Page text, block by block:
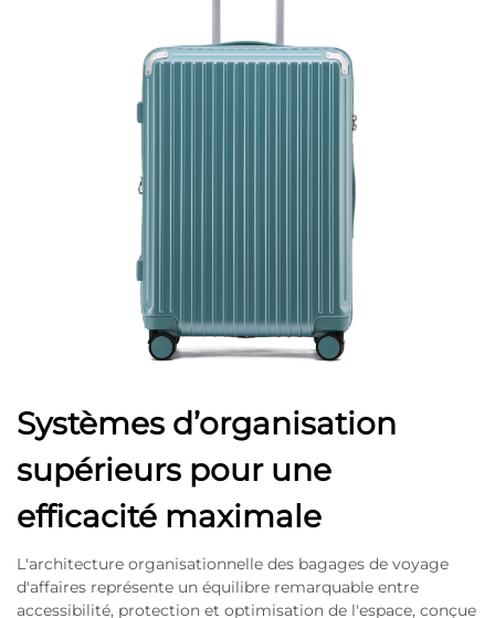
Systèmes d’organisation
supérieurs pour une
efficacité maximale
L'architecture organisationnelle des bagages de voyage
d'affaires représente un équilibre remarquable entre
accessibilité, protection et optimisation de l'espace, conçue